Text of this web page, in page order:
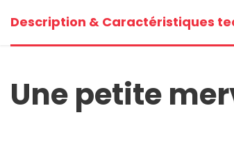
Description & Caractéristiques
Une petite